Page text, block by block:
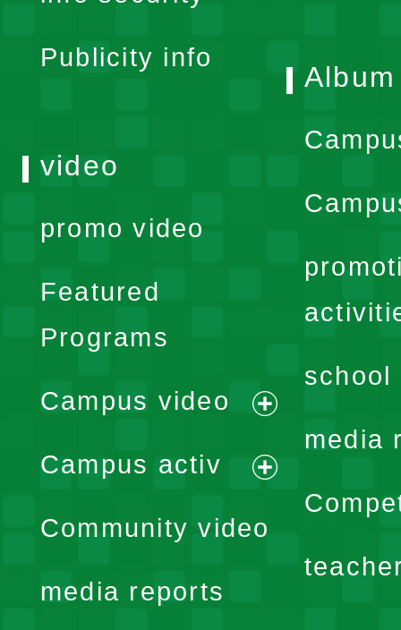
Publicity info
Album
school
media
video
promo video
Featured
Programs
Campus video
expand
menu
Campus activ
expand
Community video
media reports